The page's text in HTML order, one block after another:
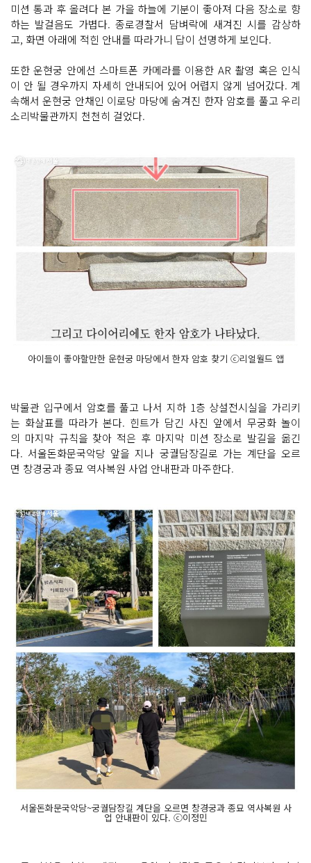
미션 통과 후 올려다 본 가을 하늘에 기분이 좋아져 다음 장소로 향
하는 발걸음도 가볍다. 종로경찰서 담벼락에 새겨진 시를 감상하
고, 화면 아래에 적힌 안내를 따라가니 답이 선명하게 보인다.
또한 운현궁 안에선 스마트폰 카메라를 이용한 AR 촬영 혹은 인식
이 안 될 경우까지 자세히 안내되어 있어 어렵지 않게 넘어갔다. 계
속해서 운현궁 안채인 이로당 마당에 숨겨진 한자 암호를 풀고 우리
소리박물관까지 천천히 걸었다.
아이들이 좋아할만한 운현궁 마당에서 한자 암호 찾기 ⓒ리얼월드 앱
박물관 입구에서 암호를 풀고 나서 지하 1층 상설전시실을 가리키
는 화살표를 따라가 본다. 힌트가 담긴 사진 앞에서 무궁화 놀이
의 마지막 규칙을 찾아 적은 후 마지막 미션 장소로 발길을 옮긴
다. 서울돈화문국악당 앞을 지나 궁궐담장길로 가는 계단을 오르
면 창경궁과 종묘 역사복원 사업 안내판과 마주한다.
서울돈화문국악당~궁궐담장길 계단을 오르면 창경궁과 종묘 역사복원 사
업 안내판이 있다. ⓒ이정민